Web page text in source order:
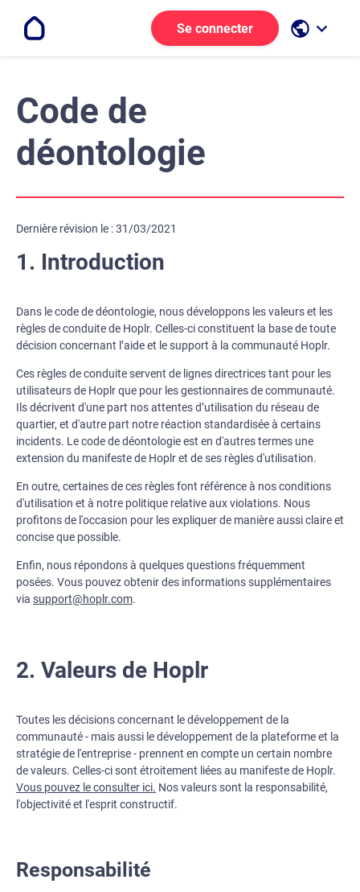
Se connecter public keyboard_arrow_down
Code de
déontologie
Dernière révision le : 31/03/2021
1. Introduction
Dans le code de déontologie, nous développons les valeurs et les
règles de conduite de Hoplr. Celles-ci constituent la base de toute
décision concernant l’aide et le support à la communauté Hoplr.
Ces règles de conduite servent de lignes directrices tant pour les
utilisateurs de Hoplr que pour les gestionnaires de communauté.
Ils décrivent d'une part nos attentes d’utilisation du réseau de
quartier, et d'autre part notre réaction standardisée à certains
incidents. Le code de déontologie est en d'autres termes une
extension du manifeste de Hoplr et de ses règles d'utilisation.
En outre, certaines de ces règles font référence à nos conditions
d'utilisation et à notre politique relative aux violations. Nous
profitons de l'occasion pour les expliquer de manière aussi claire et
concise que possible.
Enfin, nous répondons à quelques questions fréquemment
posées. Vous pouvez obtenir des informations supplémentaires
via support@hoplr.com.
2. Valeurs de Hoplr
Toutes les décisions concernant le développement de la
communauté - mais aussi le développement de la plateforme et la
stratégie de l'entreprise - prennent en compte un certain nombre
de valeurs. Celles-ci sont étroitement liées au manifeste de Hoplr.
Vous pouvez le consulter ici. Nos valeurs sont la responsabilité,
l'objectivité et l'esprit constructif.
Responsabilité